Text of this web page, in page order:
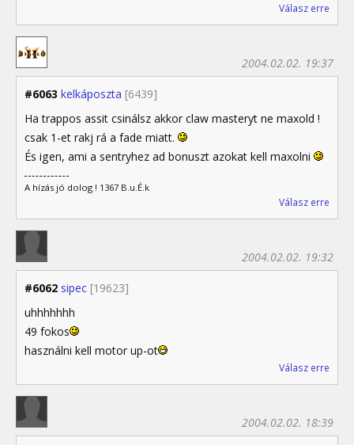
Válasz erre
#6063 kelkáposzta [6439]
2004.02.02. 19:37
Ha trappos assit csinálsz akkor claw masteryt ne maxold !
csak 1-et rakj rá a fade miatt.
És igen, ami a sentryhez ad bonuszt azokat kell maxolni
A hízás jó dolog ! 1367 B.u.É.k
Válasz erre
#6062 sipec [19623]
2004.02.02. 19:32
uhhhhhhh
49 fokos
használni kell motor up-ot
Válasz erre
2004.02.02. 18:39